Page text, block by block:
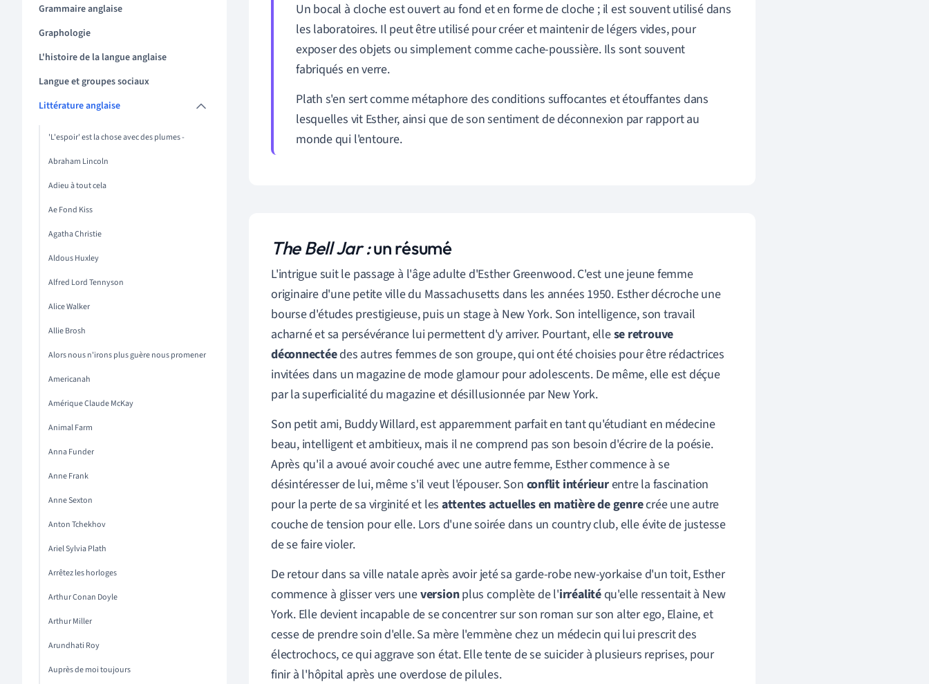
Grammaire anglaise
Graphologie
L'histoire de la langue anglaise
Langue et groupes sociaux
Littérature anglaise
'L'espoir' est la chose avec des plumes -
Abraham Lincoln
Adieu à tout cela
Ae Fond Kiss
Agatha Christie
Aldous Huxley
Alfred Lord Tennyson
Alice Walker
Allie Brosh
Alors nous n'irons plus guère nous promener
Americanah
Amérique Claude McKay
Animal Farm
Anna Funder
Anne Frank
Anne Sexton
Anton Tchekhov
Ariel Sylvia Plath
Arrêtez les horloges
Arthur Conan Doyle
Arthur Miller
Arundhati Roy
Auprès de moi toujours
Un bocal à cloche est ouvert au fond et en forme de cloche ; il est souvent utilisé dans
les laboratoires. Il peut être utilisé pour créer et maintenir de légers vides, pour
exposer des objets ou simplement comme cache-poussière. Ils sont souvent
fabriqués en verre.
Plath s'en sert comme métaphore des conditions suffocantes et étouffantes dans
lesquelles vit Esther, ainsi que de son sentiment de déconnexion par rapport au
monde qui l'entoure.
The Bell Jar :un résumé
L'intrigue suit le passage à l'âge adulte d'Esther Greenwood. C'est une jeune femme
originaire d'une petite ville du Massachusetts dans les années 1950. Esther décroche une
bourse d'études prestigieuse, puis un stage à New York. Son intelligence, son travail
acharné et sa persévérance lui permettent d'y arriver. Pourtant, ellese retrouve
déconnectéedes autres femmes de son groupe, qui ont été choisies pour être rédactrices
invitées dans un magazine de mode glamour pour adolescents. De même, elle est déçue
par la superficialité du magazine et désillusionnée par New York.
Son petit ami, Buddy Willard, est apparemment parfait en tant qu'étudiant en médecine
beau, intelligent et ambitieux, mais il ne comprend pas son besoin d'écrire de la poésie.
Après qu'il a avoué avoir couché avec une autre femme, Esther commence à se
désintéresser de lui, même s'il veut l'épouser. Son conflit intérieurentre la fascination
pour la perte de sa virginité et les attentes actuelles en matière de genrecrée une autre
couche de tension pour elle. Lors d'une soirée dans un country club, elle évite de justesse
de se faire violer.
De retour dans sa ville natale après avoir jeté sa garde-robe new-yorkaise d'un toit, Esther
commence à glisser vers uneversionplus complète de l'irréalitéqu'elle ressentait à New
York. Elle devient incapable de se concentrer sur son roman sur son alter ego, Elaine, et
cesse de prendre soin d'elle. Sa mère l'emmène chez un médecin qui lui prescrit des
électrochocs, ce qui aggrave son état. Elle tente de se suicider à plusieurs reprises, pour
finir à l'hôpital après une overdose de pilules.